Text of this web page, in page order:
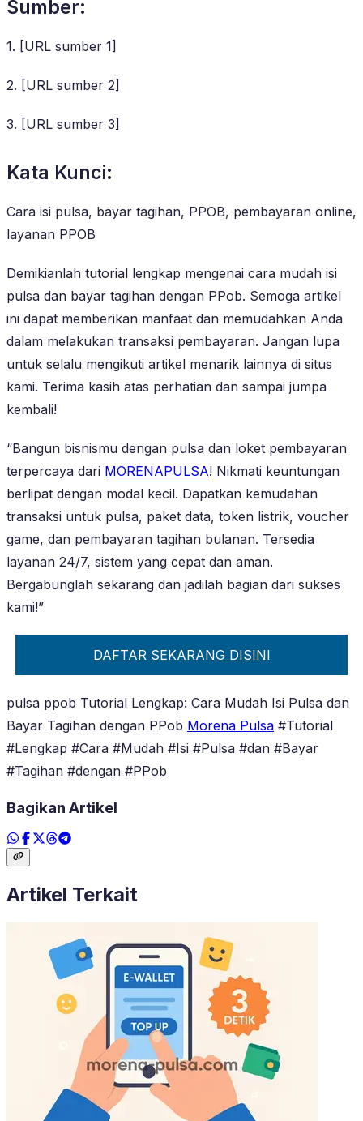
Sumber:
1. [URL sumber 1]
2. [URL sumber 2]
3. [URL sumber 3]
Kata Kunci:
Cara isi pulsa, bayar tagihan, PPOB, pembayaran online,
layanan PPOB
Demikianlah tutorial lengkap mengenai cara mudah isi
pulsa dan bayar tagihan dengan PPob. Semoga artikel
ini dapat memberikan manfaat dan memudahkan Anda
dalam melakukan transaksi pembayaran. Jangan lupa
untuk selalu mengikuti artikel menarik lainnya di situs
kami. Terima kasih atas perhatian dan sampai jumpa
kembali!
“Bangun bisnismu dengan pulsa dan loket pembayaran
terpercaya dari MORENAPULSA! Nikmati keuntungan
berlipat dengan modal kecil. Dapatkan kemudahan
transaksi untuk pulsa, paket data, token listrik, voucher
game, dan pembayaran tagihan bulanan. Tersedia
layanan 24/7, sistem yang cepat dan aman.
Bergabunglah sekarang dan jadilah bagian dari sukses
kami!”
DAFTAR SEKARANG DISINI
pulsa ppob Tutorial Lengkap: Cara Mudah Isi Pulsa dan
Bayar Tagihan dengan PPob Morena Pulsa #Tutorial
#Lengkap #Cara #Mudah #Isi #Pulsa #dan #Bayar
#Tagihan #dengan #PPob
Bagikan Artikel
Artikel Terkait